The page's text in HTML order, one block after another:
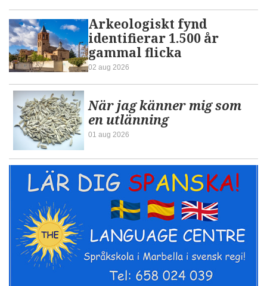
Arkeologiskt fynd
identifierar 1.500 år
gammal flicka
02 aug 2026
När jag känner mig som
en utlänning
01 aug 2026